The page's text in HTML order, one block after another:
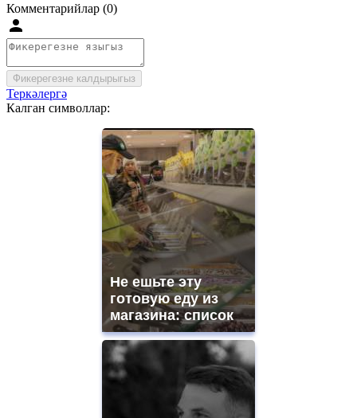
Комментарийлар (0)
Фикерегезне калдырыгыз
Теркәлергә
Калган символлар:
Не ешьте эту
готовую еду из
магазина: список